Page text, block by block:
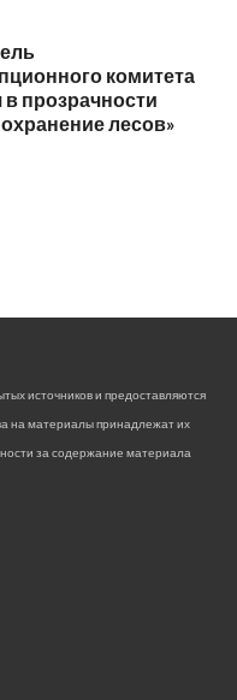
комитета
прозрачности
лесов»
источников и предоставляются
на материалы принадлежат их
за содержание материала